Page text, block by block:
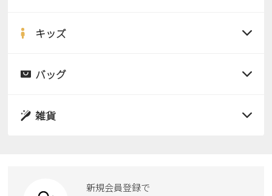
サンダル
スニーカー
カジュアルシューズ
サンダル
ローファー
キッズ
サンダル
バッグ
ボディバッグ
雑貨
新規会員登録で